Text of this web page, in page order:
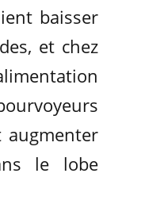
baisser
et chez
augmenter
le lobe